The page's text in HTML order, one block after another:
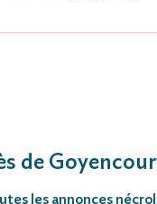
de
les annonces